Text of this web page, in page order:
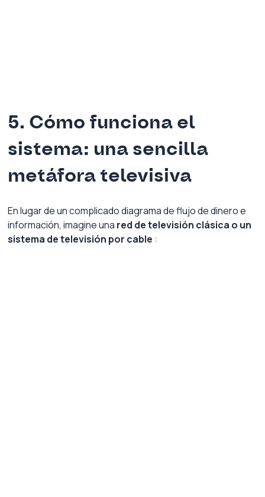
5. Cómo funciona el
sistema: una sencilla
metáfora televisiva
En lugar de un complicado diagrama de flujo de dinero e
información, imagine una red de televisión clásica o un
sistema de televisión por cable :